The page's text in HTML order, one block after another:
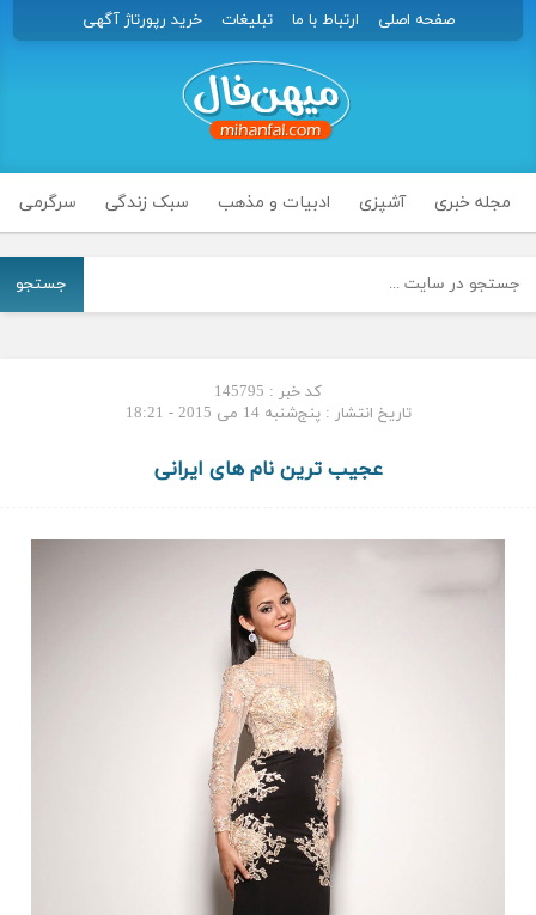
صفحه اصلی ارتباط با ما تبلیغات خرید رپورتاژ آگهی
مجله خبری آشپزی ادبیات و مذهب سبک زندگی سرگرمی
جستجو
کد خبر : 145795
تاریخ انتشار : پنج‌شنبه 14 می 2015 - 18:21
عجیب ترین نام‌ های ایرانی